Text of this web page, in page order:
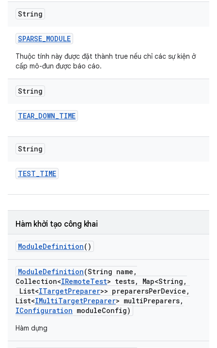
String
SPARSE_MODULE
Thuộc tính này được đặt thành true nếu chỉ các sự kiện ở
cấp mô-đun được báo cáo.
String
TEAR_DOWN_TIME
String
TEST_TIME
Hàm khởi tạo công khai
ModuleDefinition()
ModuleDefinition(String name ,
Collection<IRemoteTest> tests, Map<String ,
List<ITargetPreparer>> preparersPerDevice ,
List<IMultiTargetPreparer> multiPreparers,
IConfiguration moduleConfig)
Hàm dựng